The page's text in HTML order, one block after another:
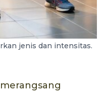
jenis dan intensitas.